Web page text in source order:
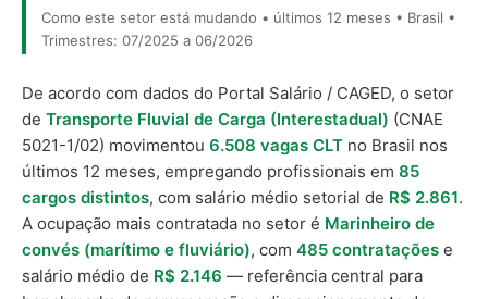
Como este setor está mudando • últimos 12 meses • Brasil •
Trimestres: 07/2025 a 06/2026
De acordo com dados do Portal Salário / CAGED, o setor
de Transporte Fluvial de Carga (Interestadual) (CNAE
5021-1/02) movimentou 6.508 vagas CLT no Brasil nos
últimos 12 meses, empregando profissionais em 85
cargos distintos, com salário médio setorial de R$ 2.861.
A ocupação mais contratada no setor é Marinheiro de
convés (marítimo e fluviário), com 485 contratações e
salário médio de R$ 2.146 — referência central para